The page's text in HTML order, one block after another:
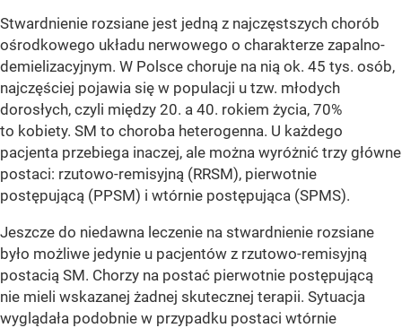
Stwardnienie rozsiane jest jedną z najczęstszych chorób
ośrodkowego układu nerwowego o charakterze zapalno-
demielizacyjnym. W Polsce choruje na nią ok. 45 tys. osób,
najczęściej pojawia się w populacji u tzw. młodych
dorosłych, czyli między 20. a 40. rokiem życia, 70%
to kobiety. SM to choroba heterogenna. U każdego
pacjenta przebiega inaczej, ale można wyróżnić trzy główne
postaci: rzutowo-remisyjną (RRSM), pierwotnie
postępującą (PPSM) i wtórnie postępująca (SPMS).
Jeszcze do niedawna leczenie na stwardnienie rozsiane
było możliwe jedynie u pacjentów z rzutowo-remisyjną
postacią SM. Chorzy na postać pierwotnie postępującą
nie mieli wskazanej żadnej skutecznej terapii. Sytuacja
wyglądała podobnie w przypadku postaci wtórnie